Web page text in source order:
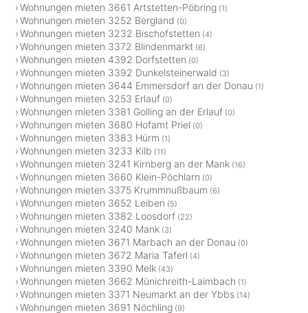
Wohnungen mieten 3661 Artstetten-Pöbring (1)
Wohnungen mieten 3252 Bergland (0)
Wohnungen mieten 3232 Bischofstetten (4)
Wohnungen mieten 3372 Blindenmarkt (6)
Wohnungen mieten 4392 Dorfstetten (0)
Wohnungen mieten 3392 Dunkelsteinerwald (3)
Wohnungen mieten 3644 Emmersdorf an der Donau (1)
Wohnungen mieten 3253 Erlauf (0)
Wohnungen mieten 3381 Golling an der Erlauf (0)
Wohnungen mieten 3680 Hofamt Priel (0)
Wohnungen mieten 3383 Hürm (1)
Wohnungen mieten 3233 Kilb (11)
Wohnungen mieten 3241 Kirnberg an der Mank (16)
Wohnungen mieten 3660 Klein-Pöchlarn (0)
Wohnungen mieten 3375 Krummnußbaum (6)
Wohnungen mieten 3652 Leiben (5)
Wohnungen mieten 3382 Loosdorf (22)
Wohnungen mieten 3240 Mank (3)
Wohnungen mieten 3671 Marbach an der Donau (0)
Wohnungen mieten 3672 Maria Taferl (4)
Wohnungen mieten 3390 Melk (43)
Wohnungen mieten 3662 Münichreith-Laimbach (1)
Wohnungen mieten 3371 Neumarkt an der Ybbs (14)
Wohnungen mieten 3691 Nöchling (9)